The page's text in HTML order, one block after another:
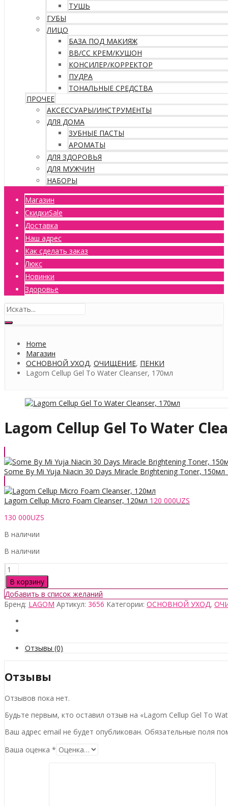
ТУШЬ
ГУБЫ
ЛИЦО
БАЗА ПОД МАКИЯЖ
ВВ/CC КРЕМ/КУШОН
КОНСИЛЕР/КОРРЕКТОР
ПУДРА
ТОНАЛЬНЫЕ СРЕДСТВА
ПРОЧЕЕ
АКСЕССУАРЫ/ИНСТРУМЕНТЫ
ДЛЯ ДОМА
ЗУБНЫЕ ПАСТЫ
АРОМАТЫ
ДЛЯ ЗДОРОВЬЯ
ДЛЯ МУЖЧИН
НАБОРЫ
Магазин
СкидкиSale
Доставка
Наш адрес
Как сделать заказ
Люкс
Новинки
Здоровье
Home
Магазин
ОСНОВНОЙ УХОД, ОЧИЩЕНИЕ, ПЕНКИ
Lagom Cellup Gel To Water Cleanser, 170мл
Lagom Cellup Gel To Water
Some By Mi Yuja Niacin 30 Days Miracle Brightening Toner, 150мл
Lagom Cellup Micro Foam Cleanser, 120мл 120 000UZS
130 000UZS
В наличии
В наличии
Количество
товара
Lagom
Cellup
Gel
170мл
В корзину
Добавить в список желаний
Бренд: LAGOM Артикул: 3656 Категории: ОСНОВНОЙ УХОД,
Отзывы (0)
Отзывы
Отзывов пока нет.
Будьте первым, кто оставил отзыв на «Lagom Cellup Gel To
Ваш адрес email не будет опубликован. Обязательные поля
Ваша оценка *